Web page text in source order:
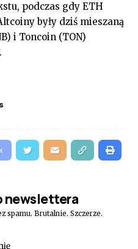
podczas gdy ETH
były dziś mieszaną
i Toncoin (TON)
newslettera
spamu. Brutalnie. Szczerze.